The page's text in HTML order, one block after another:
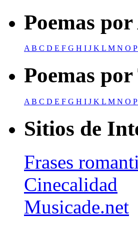
Poemas
AB C D E F G H I J K L M N O P
Poemas
A B C D E F G H I J K L M N O P
Sitios de
Frases
Cinecalidad
Musicade.net